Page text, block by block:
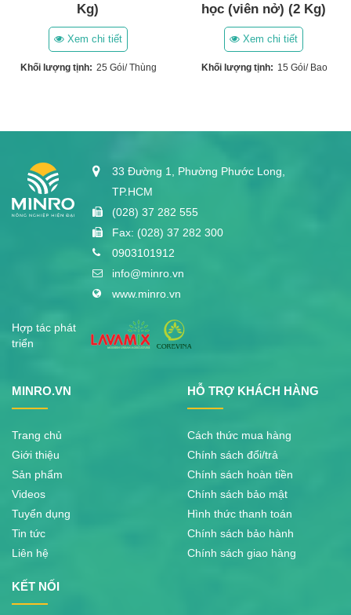
Kg)
Xem chi tiết
Khối lượng tịnh: 25 Gói/ Thùng
học (viên nở) (2 Kg)
Xem chi tiết
Khối lượng tịnh: 15 Gói/ Bao
33 Đường 1, Phường Phước Long,
TP.HCM
(028) 37 282 555
Fax: (028) 37 282 300
0903101912
info@minro.vn
www.minro.vn
Hợp tác phát
triển
MINRO.VN
Trang chủ
Giới thiệu
Sản phẩm
Videos
Tuyển dụng
Tin tức
Liên hệ
HỖ TRỢ KHÁCH HÀNG
Cách thức mua hàng
Chính sách đổi/trả
Chính sách hoàn tiền
Chính sách bảo mật
Hình thức thanh toán
Chính sách bảo hành
Chính sách giao hàng
KẾT NỐI